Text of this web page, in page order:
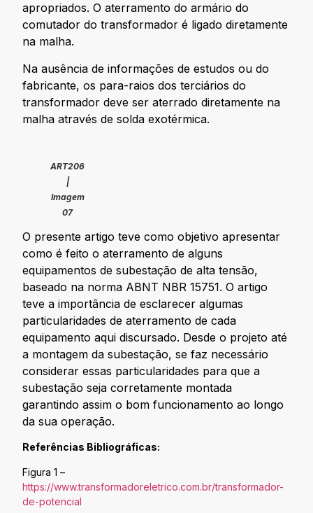
apropriados. O aterramento do armário do
comutador do transformador é ligado diretamente
na malha.
Na ausência de informações de estudos ou do
fabricante, os para-raios dos terciários do
transformador deve ser aterrado diretamente na
malha através de solda exotérmica.
ART206
|
Imagem
07
O presente artigo teve como objetivo apresentar
como é feito o aterramento de alguns
equipamentos de subestação de alta tensão,
baseado na norma ABNT NBR 15751. O artigo
teve a importância de esclarecer algumas
particularidades de aterramento de cada
equipamento aqui discursado. Desde o projeto até
a montagem da subestação, se faz necessário
considerar essas particularidades para que a
subestação seja corretamente montada
garantindo assim o bom funcionamento ao longo
da sua operação.
Referências Bibliográficas:
Figura 1 –
https://www.transformadoreletrico.com.br/transformador-
de-potencial